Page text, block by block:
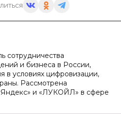
сотрудничества
и бизнеса в России,
в условиях цифровизации,
Рассмотрена
и «ЛУКОЙЛ» в сфере